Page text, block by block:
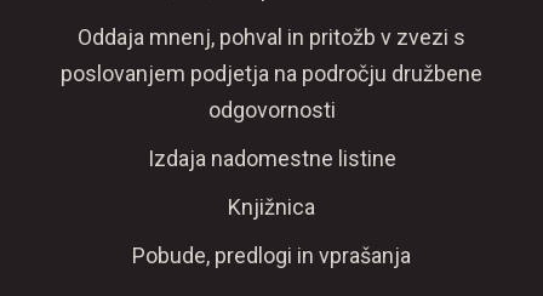
Oddaja mnenj, pohval in pritožb v zvezi s
poslovanjem podjetja na področju družbene
odgovornosti
Izdaja nadomestne listine
Knjižnica
Pobude, predlogi in vprašanja